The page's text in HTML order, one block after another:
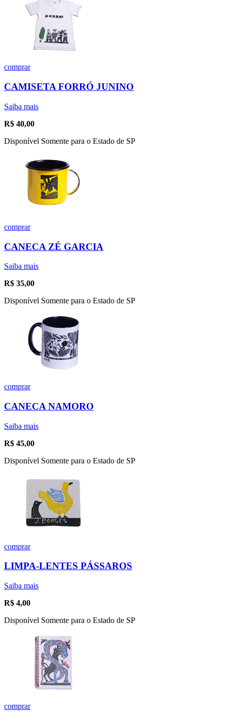
comprar
CAMISETA FORRÓ JUNINO
Saiba mais
R$ 40,00
Disponível Somente para o Estado de SP
comprar
CANECA ZÉ GARCIA
Saiba mais
R$ 35,00
Disponível Somente para o Estado de SP
comprar
CANECA NAMORO
Saiba mais
R$ 45,00
Disponível Somente para o Estado de SP
comprar
LIMPA-LENTES PÁSSAROS
Saiba mais
R$ 4,00
Disponível Somente para o Estado de SP
comprar